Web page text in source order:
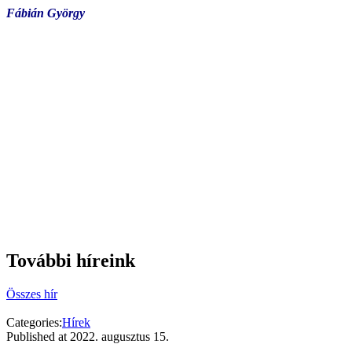
Fábián György
További híreink
Összes hír
Categories:Hírek
Published at 2022. augusztus 15.